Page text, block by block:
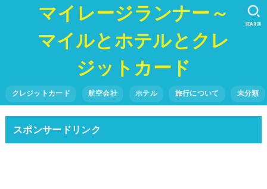
マイレージランナー～
マイルとホテルとクレ
ジットカード
クレジットカード 航空会社 ホテル 旅行について 未分類
SEARCH
スポンサードリンク